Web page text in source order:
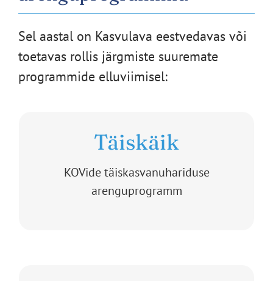
Sel aastal on Kasvulava eestvedavas või
toetavas rollis järgmiste suuremate
programmide elluviimisel:
Täiskäik
KOVide täiskasvanuhariduse
arenguprogramm